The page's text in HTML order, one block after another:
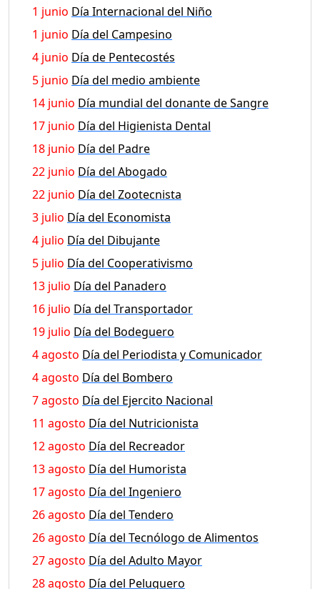
1 junio Día Internacional del Niño
1 junio Día del Campesino
4 junio Día de Pentecostés
5 junio Día del medio ambiente
14 junio Día mundial del donante de Sangre
17 junio Día del Higienista Dental
18 junio Día del Padre
22 junio Día del Abogado
22 junio Día del Zootecnista
3 julio Día del Economista
4 julio Día del Dibujante
5 julio Día del Cooperativismo
13 julio Día del Panadero
16 julio Día del Transportador
19 julio Día del Bodeguero
4 agosto Día del Periodista y Comunicador
4 agosto Día del Bombero
7 agosto Día del Ejercito Nacional
11 agosto Día del Nutricionista
12 agosto Día del Recreador
13 agosto Día del Humorista
17 agosto Día del Ingeniero
26 agosto Día del Tendero
26 agosto Día del Tecnólogo de Alimentos
27 agosto Día del Adulto Mayor
28 agosto Día del Peluquero